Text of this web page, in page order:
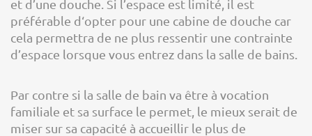
et d’une douche. Si l’espace est limité, il est
préférable d‘opter pour une cabine de douche car
cela permettra de ne plus ressentir une contrainte
d’espace lorsque vous entrez dans la salle de bains.
Par contre si la salle de bain va être à vocation
familiale et sa surface le permet, le mieux serait de
miser sur sa capacité à accueillir le plus de